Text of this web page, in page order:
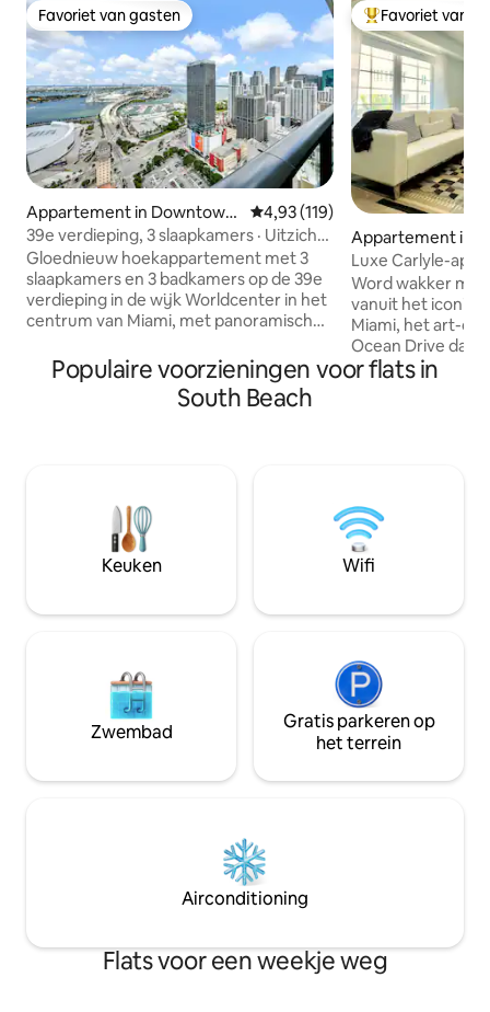
Favoriet van gasten
Favoriet van gasten
Appartement in Downtown
Miami
Gemiddelde beoordeling van
4,93 (119)
39e verdieping, 3 slaapkamers · Uitzicht
op de baai en de stad · 8 slaapplaatsen
Gloednieuw hoekappartement met 3
slaapkamers en 3 badkamers op de 39e
verdieping in de wijk Worldcenter in het
centrum van Miami, met panoramisch
balkon van 23 m² en kamerhoge ramen.
121 m² aan ruimte verdeeld over drie
slaapkamers — ideaal voor gezinnen en
Metromover, Bayside en Miami
Worldcenter. Let op: er is een verplichte
resorttoeslag van het gebouw van $
35/nacht vereist (vastgesteld door het
Alleen betaald parkeren.
Topfavoriet van
Favoriet van
Appartement in
h
Luxe Carlyle-
oceaan in Miami
Word wakker
vanuit het
Miami, het art-
Ocean Drive dat
Birdcage. Dit
smart-tv’s.
voor een goede
Strandstoelen en
Op loopafstand
van South Beach
hier.
Populaire voorzieningen voor flats in
South Beach
Keuken Wifi
Zwembad
Gratis parkeren op
het terrein
Airconditioning
Flats voor een weekje weg